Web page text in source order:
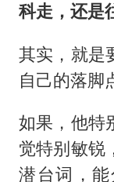
科走，还是
其实，就是
自己的落脚
如果，他特
觉特别敏锐
潜台词，